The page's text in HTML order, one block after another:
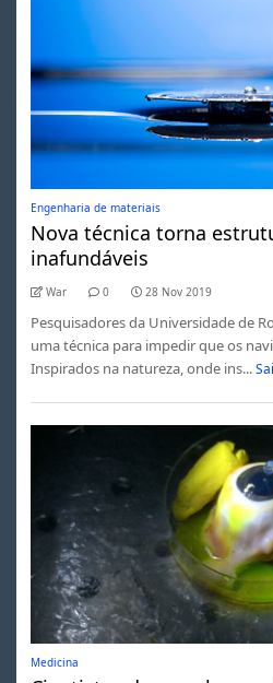
Engenharia de materiais
Nova técnica torna
inafundáveis
War 0 28 Nov 2019
Pesquisadores da Universidade de
uma técnica para impedir que os
Inspirados na natureza, onde ins...
Medicina